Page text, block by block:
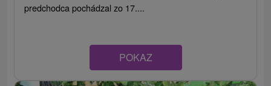
predchodca pochádzal zo 17....
POKAZ